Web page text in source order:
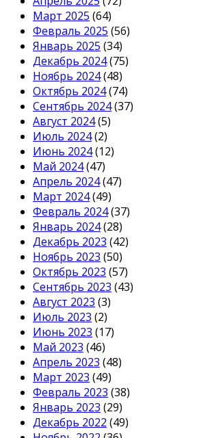
Март 2025 (64)
Февраль 2025 (56)
Январь 2025 (34)
Декабрь 2024(75)
Ноябрь 2024(48)
Октябрь 2024(74)
Сентябрь 2024(37)
Август 2024(5)
Июль 2024(2)
Июнь 2024(12)
Май 2024(47)
Апрель 2024(47)
Март 2024(49)
Февраль 2024(37)
Январь 2024(28)
Декабрь 2023 (42)
Ноябрь 2023 (50)
Октябрь 2023 (57)
Сентябрь 2023 (43)
Август 2023 (3)
Июль 2023 (2)
Июнь 2023 (17)
Май 2023 (46)
Апрель 2023 (48)
Март 2023 (49)
Февраль 2023 (38)
Январь 2023 (29)
Декабрь 2022 (49)